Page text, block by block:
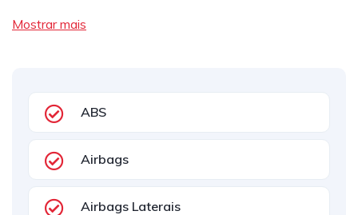
Mostrar mais
ABS
Airbags
Airbags Laterais